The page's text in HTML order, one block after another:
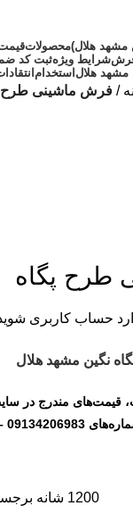
هلال)محصولات
شرایط ویژهثبت کد
مشهد هلالاستخدام
فرش ماشینی طرح
طرح پگاه
حساب کاربری
قیمت‌های مندرج در
09134206983
1200 شانه برجسته